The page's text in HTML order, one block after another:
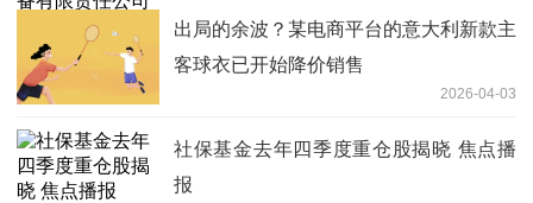
出局的余波？某电商平台的意大利新款主
客球衣已开始降价销售
2026-04-03
社保基金去年四季度重仓股揭晓 焦点播
报